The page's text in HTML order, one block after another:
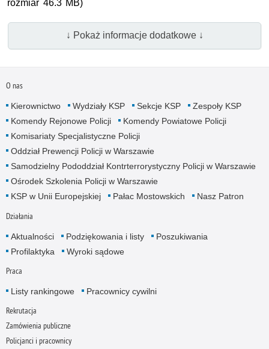
rozmiar 46.3 MB)
↓ Pokaż informacje dodatkowe ↓
O nas
Kierownictwo Wydziały KSP Sekcje KSP
Zespoły KSP
Komendy Rejonowe Policji
Komendy Powiatowe Policji
Komisariaty Specjalistyczne Policji
Oddział Prewencji Policji w Warszawie
Samodzielny Pododdział Kontrterrorystyczny Policji w Warszawie
Ośrodek Szkolenia Policji w Warszawie
KSP w Unii Europejskiej
Pałac Mostowskich Nasz Patron
Działania
Aktualności Podziękowania i listy
Poszukiwania
Profilaktyka
Wyroki sądowe
Praca
Listy rankingowe Pracownicy cywilni
Rekrutacja
Zamówienia publiczne
Policjanci i pracownicy